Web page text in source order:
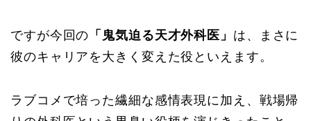
ですが今回の 「鬼気迫る天才外科医」 は、まさに
彼のキャリアを大きく変えた役といえます。
ラブコメで培った繊細な感情表現に加え、戦場帰